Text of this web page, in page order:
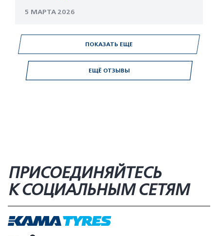
ЕЩЁ ОТЗЫВЫ
5 МАРТА 2026
ПОКАЗАТЬ ЕЩЕ
ПРИСОЕДИНЯЙТЕСЬ
К СОЦИАЛЬНЫМ СЕТЯМ